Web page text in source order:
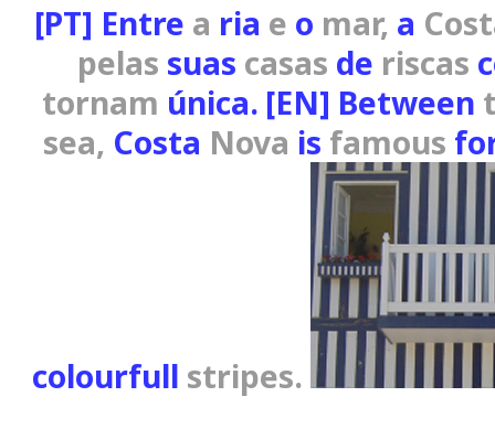
[PT] Entre a ria e o mar, a
pelas suas casas de riscas
tornam única. [EN] Between
sea, Costa Nova is famous
colourfull stripes.